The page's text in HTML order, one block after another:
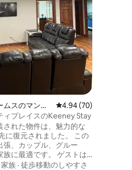
星の平均評価
スのマンシ
レビュー70件、5つ星
4.94 (70)
ィプレイスのKeeney Stay
された物件は、魅力的な
に復元されました。 この
張、カップル、グルー
適です。 ゲストは
・ジェームズにあるこの3
家族 · 徒歩移動のしやすさ